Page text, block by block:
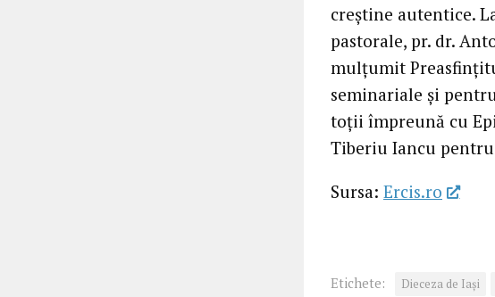
creștine autentice.
pastorale, pr. dr.
mulțumit
seminariale și
toții împreună cu
Tiberiu Iancu
Sursa: Ercis.ro
Etichete: Dieceza de Iași